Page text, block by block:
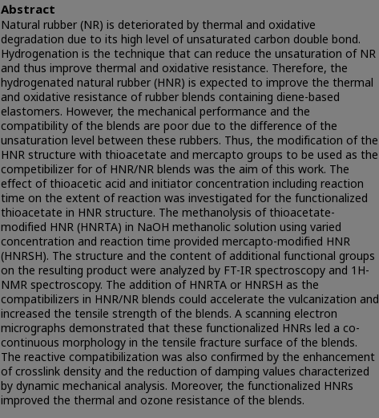
Abstract
Natural rubber (NR) is deteriorated by thermal and oxidative
degradation due to its high level of unsaturated carbon double bond.
Hydrogenation is the technique that can reduce the unsaturation of NR
and thus improve thermal and oxidative resistance. Therefore, the
hydrogenated natural rubber (HNR) is expected to improve the thermal
and oxidative resistance of rubber blends containing diene-based
elastomers. However, the mechanical performance and the
compatibility of the blends are poor due to the difference of the
unsaturation level between these rubbers. Thus, the modification of the
HNR structure with thioacetate and mercapto groups to be used as the
competibilizer for of HNR/NR blends was the aim of this work. The
effect of thioacetic acid and initiator concentration including reaction
time on the extent of reaction was investigated for the functionalized
thioacetate in HNR structure. The methanolysis of thioacetate-
modified HNR (HNRTA) in NaOH methanolic solution using varied
concentration and reaction time provided mercapto-modified HNR
(HNRSH). The structure and the content of additional functional groups
on the resulting product were analyzed by FT-IR spectroscopy and 1H-
NMR spectroscopy. The addition of HNRTA or HNRSH as the
compatibilizers in HNR/NR blends could accelerate the vulcanization and
increased the tensile strength of the blends. A scanning electron
micrographs demonstrated that these functionalized HNRs led a co-
continuous morphology in the tensile fracture surface of the blends.
The reactive compatibilization was also confirmed by the enhancement
of crosslink density and the reduction of damping values characterized
by dynamic mechanical analysis. Moreover, the functionalized HNRs
improved the thermal and ozone resistance of the blends.